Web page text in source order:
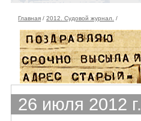
Главная /2012. Судовой журнал. /
26 июля 2012 г.